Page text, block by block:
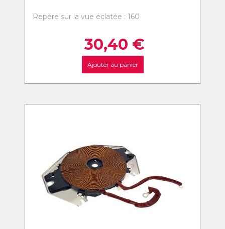
Repère sur la vue éclatée : 160
30,40 €
Ajouter au panier